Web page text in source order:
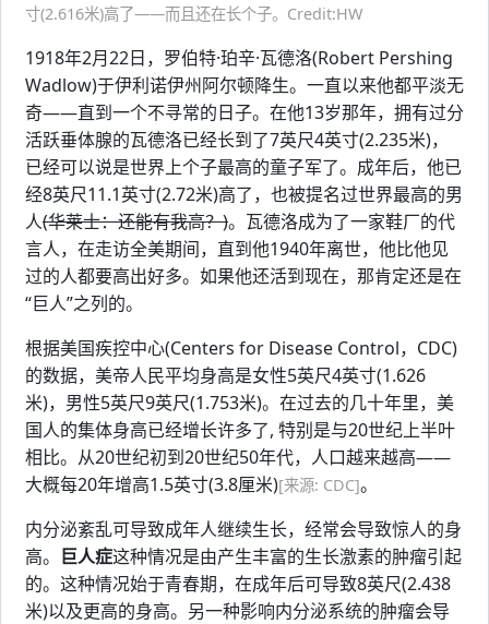
寸(2.616米)高了——而且还在长个子。Credit:HW
1918年2月22日，罗伯特·珀辛·瓦德洛(Robert Pershing
Wadlow)于伊利诺伊州阿尔顿降生。一直以来他都平淡无
奇——直到一个不寻常的日子。在他13岁那年，拥有过分
活跃垂体腺的瓦德洛已经长到了7英尺4英寸(2.235米)，
已经可以说是世界上个子最高的童子军了。成年后，他已
经8英尺11.1英寸(2.72米)高了，也被提名过世界最高的男
人(华莱士：还能有我高？)。瓦德洛成为了一家鞋厂的代
言人，在走访全美期间，直到他1940年离世，他比他见
过的人都要高出好多。如果他还活到现在，那肯定还是在
“巨人”之列的。
根据美国疾控中心(Centers for Disease Control，CDC)
的数据，美帝人民平均身高是女性5英尺4英寸(1.626
米)，男性5英尺9英尺(1.753米)。在过去的几十年里，美
国人的集体身高已经增长许多了, 特别是与20世纪上半叶
相比。从20世纪初到20世纪50年代，人口越来越高——
大概每20年增高1.5英寸(3.8厘米)[来源: CDC]。
内分泌紊乱可导致成年人继续生长，经常会导致惊人的身
高。 巨人症这种情况是由产生丰富的生长激素的肿瘤引起
的。这种情况始于青春期，在成年后可导致8英尺(2.438
米)以及更高的身高。另一种影响内分泌系统的肿瘤会导